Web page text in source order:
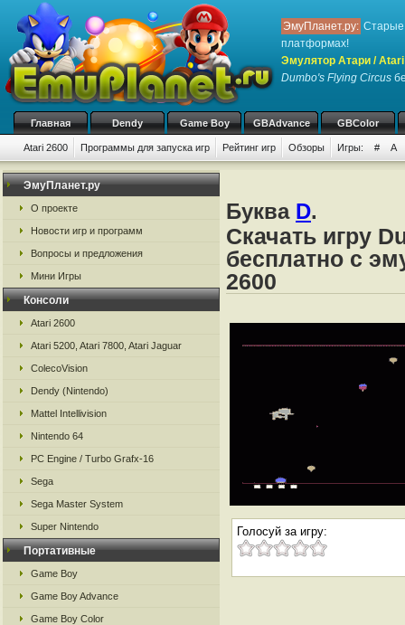
ЭмуПланет.ру: Старые
платформах!
Эмулятор Атари /
Dumbo's Flying Circus
Главная Dendy Game Boy GBAdvance GBColor
Atari 2600 Программы для запуска игр Рейтинг игр Обзоры Игры: # A
ЭмуПланет.ру
О проекте
Новости игр и программ
Вопросы и предложения
Мини Игры
Консоли
Atari 2600
Atari 5200, Atari 7800, Atari Jaguar
ColecoVision
Dendy (Nintendo)
Mattel Intellivision
Nintendo 64
PC Engine / Turbo Grafx-16
Sega
Sega Master System
Super Nintendo
Портативные
Game Boy
Game Boy Advance
Game Boy Color
Буква D.
Скачать игру
бесплатно с
2600
Голосуй за игру: